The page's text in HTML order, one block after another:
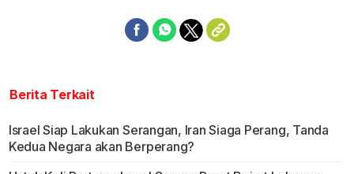
Berita Terkait
Israel Siap Lakukan Serangan, Iran Siaga Perang, Tanda
Kedua Negara akan Berperang?